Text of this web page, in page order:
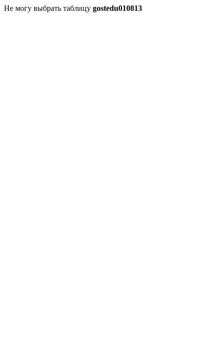
Не могу выбрать таблицу gostedu010813